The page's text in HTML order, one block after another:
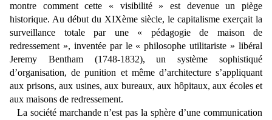
montre comment cette « visibilité » est devenue un piège
historique. Au début du XIXème siècle, le capitalisme exerçait la
surveillance totale par une « pédagogie de maison de
redressement », inventée par le « philosophe utilitariste » libéral
Jeremy Bentham (1748-1832), un système sophistiqué
d’organisation, de punition et même d’architecture s’appliquant
aux prisons, aux usines, aux bureaux, aux hôpitaux, aux écoles et
aux maisons de redressement.
La société marchande n’est pas la sphère d’une communication